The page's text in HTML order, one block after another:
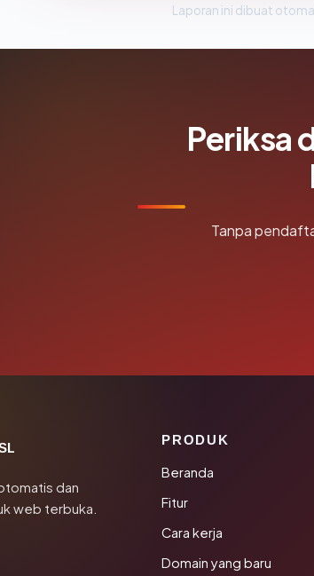
Laporan ini dibuat
Periksa
Tanpa
dan
web terbuka.
PRODUK
Beranda
Fitur
Cara kerja
Domain yang baru